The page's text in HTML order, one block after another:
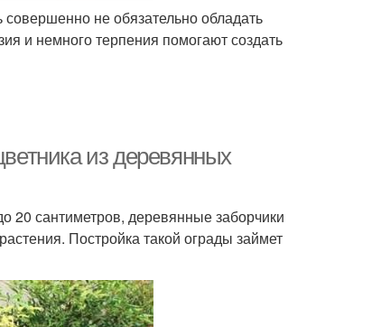
не обязательно обладать
и немного терпения помогают создать
из деревянных
сантиметров, деревянные заборчики
Постройка такой ограды займет